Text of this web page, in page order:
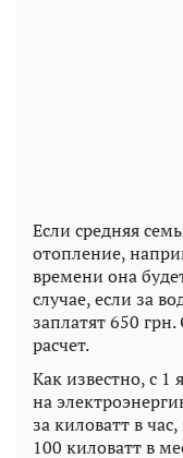
Если средняя
отопление,
времени она
случае, если за
заплатят 650
расчет.
Как известно, с 1
на
за киловатт в
100 киловатт в